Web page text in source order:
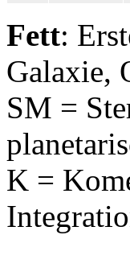
Fett:
Galaxie,
SM =
K =